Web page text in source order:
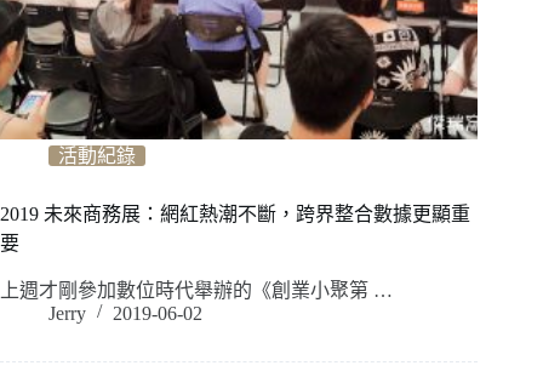
活動紀錄
2019 未來商務展：網紅熱潮不斷，跨界整合數據更顯重
要
上週才剛參加數位時代舉辦的《創業小聚第 …
Jerry
2019-06-02